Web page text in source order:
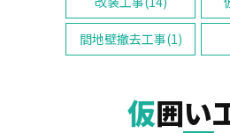
間地壁撤去工事(1)
仮囲